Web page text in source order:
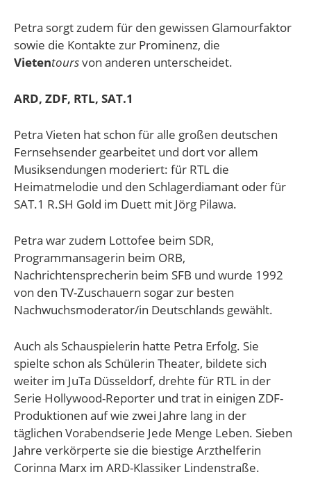
Petra sorgt zudem für den gewissen Glamourfaktor
sowie die Kontakte zur Prominenz, die
Vietentoursvon anderen unterscheidet.
ARD, ZDF, RTL, SAT.1
Petra Vieten hat schon für alle großen deutschen
Fernsehsender gearbeitet und dort vor allem
Musiksendungen moderiert: für RTL die
Heimatmelodie und den Schlagerdiamant oder für
SAT.1 R.SH Gold im Duett mit Jörg Pilawa.
Petra war zudem Lottofee beim SDR,
Programmansagerin beim ORB,
Nachrichtensprecherin beim SFB und wurde 1992
von den TV-Zuschauern sogar zur besten
Nachwuchsmoderator/in Deutschlands gewählt.
Auch als Schauspielerin hatte Petra Erfolg. Sie
spielte schon als Schülerin Theater, bildete sich
weiter im JuTa Düsseldorf, drehte für RTL in der
Serie Hollywood-Reporter und trat in einigen ZDF-
Produktionen auf wie zwei Jahre lang in der
täglichen Vorabendserie Jede Menge Leben. Sieben
Jahre verkörperte sie die biestige Arzthelferin
Corinna Marx im ARD-Klassiker Lindenstraße.